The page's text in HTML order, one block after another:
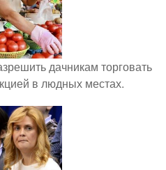
дачникам торговать
в людных местах.